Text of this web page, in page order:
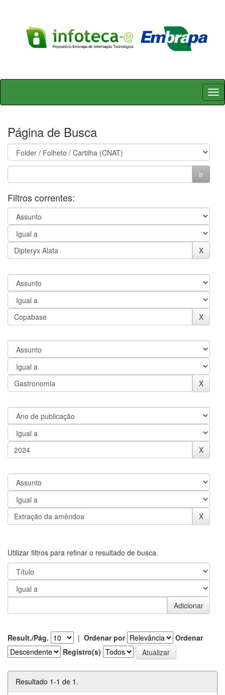
Skip
Página de Busca
Filtros correntes:
Utilizar filtros para refinar o resultado de busca.
Result./Pág. | Ordenar por
Ordenar
Registro(s)
Resultado 1-1 de 1.